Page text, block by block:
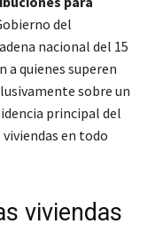
del
nacional del 15
quienes superen
sobre un
principal del
en todo
viviendas